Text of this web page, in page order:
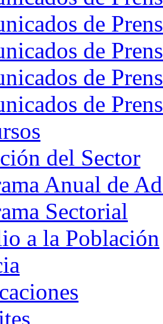
de
de
de
de
del Sector
Anual de
Sectorial
a la Población